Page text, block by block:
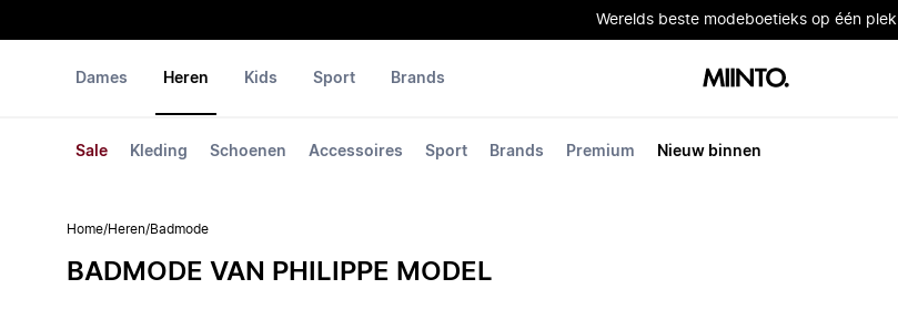
Werelds beste modeboetieks op één plek
Dames Heren
Sale Kleding Schoenen Accessoires Sport Brands Premium Nieuw binnen
Kids Sport Brands
Home/Heren/Badmode
BADMODE VAN PHILIPPE MODEL